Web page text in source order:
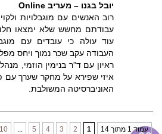
יובל בגנו – מעריב Online
רוב האנשים עם מוגבלויות
עבודתם מחשש שלא ימצאו
עוד עולה כי עובדים עם
העבודה עקב שכר נמוך ויחס
ראיון עם ד”ר בנימין הוזמי,
איזי שפירא על מחקר שערך עם
האוניברסיטה המשולבת.
עמוד 1 מתוך 14 1
2
3
4
5
...
10